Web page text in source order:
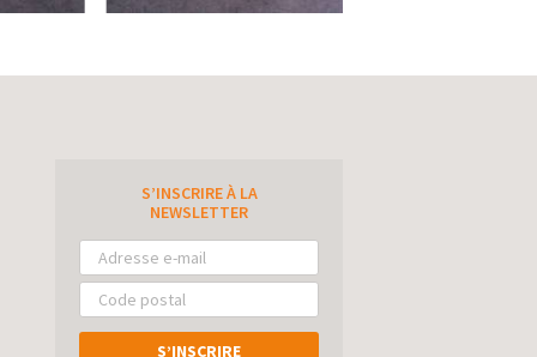
S’INSCRIRE À LA
NEWSLETTER
S’INSCRIRE